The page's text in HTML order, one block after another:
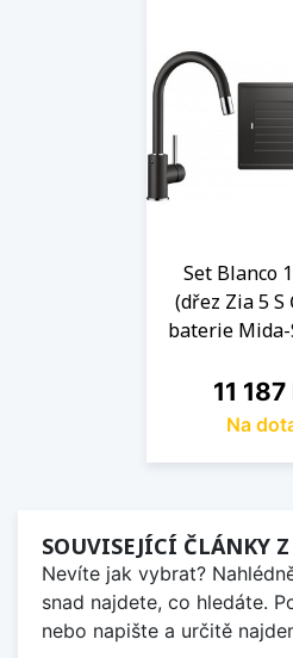
Set Blanco
(dřez Zia 5 S
baterie Mida-
Cena
11 187
Na
SOUVISEJÍCÍ ČLÁNKY
Nevíte jak vybrat?
snad najdete, co hledáte.
nebo napište a určitě